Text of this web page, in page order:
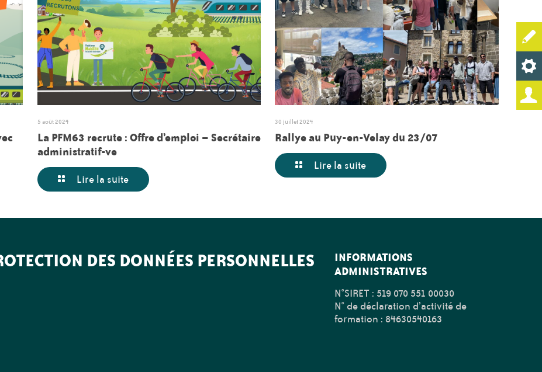
5 août 2024
La PFM63 recrute : Offre d’emploi – Secrétaire
administratif-ve
Lire la suite
30 juillet 2024
Rallye au Puy-en-Velay du 23/07
Lire la suite
DES DONNÉES PERSONNELLES
INFORMATIONS
ADMINISTRATIVES
N°SIRET : 519 070 551 00030
N° de déclaration d’activité de
formation : 84630540163